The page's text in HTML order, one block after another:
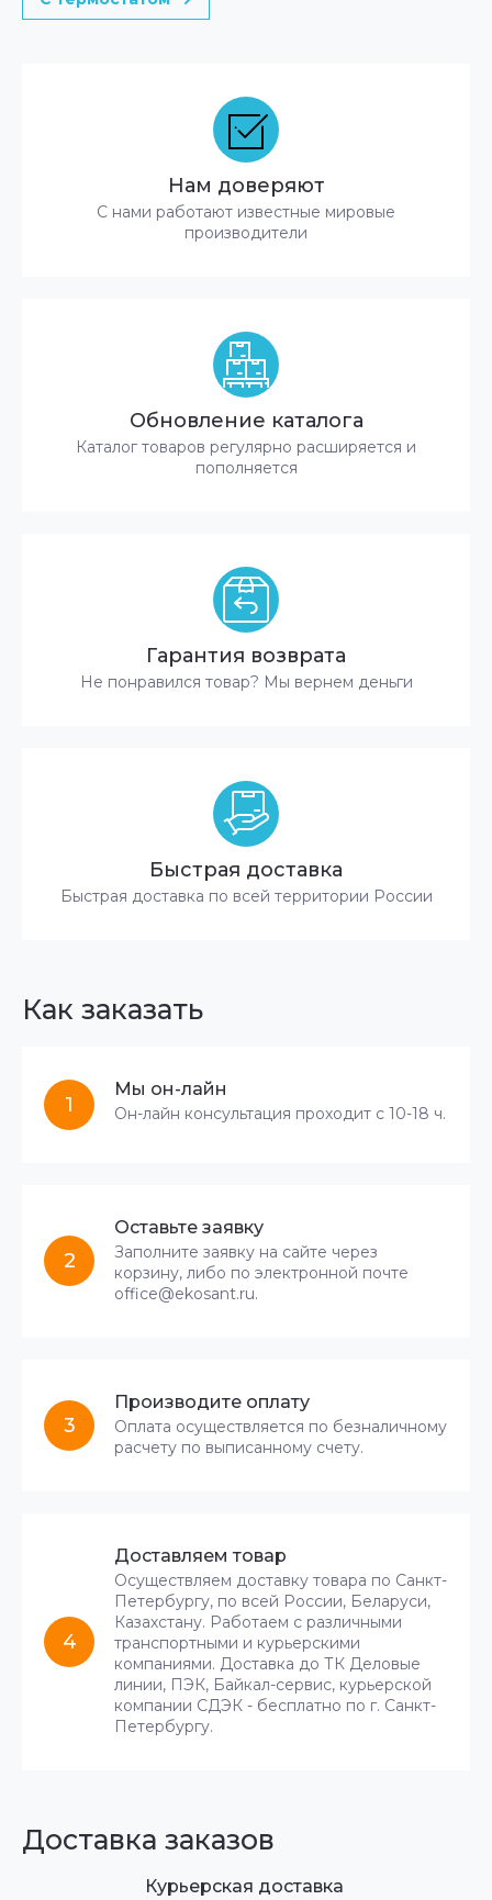
Нам доверяют
С нами работают известные мировые
производители
Обновление каталога
Каталог товаров регулярно расширяется и
пополняется
Гарантия возврата
Не понравился товар? Мы вернем деньги
Быстрая доставка
Быстрая доставка по всей территории России
Как заказать
1
Мы он-лайн
Он-лайн консультация проходит с 10-18 ч.
2
Оставьте заявку
Заполните заявку на сайте через
корзину, либо по электронной почте
office@ekosant.ru.
3
Производите оплату
Оплата осуществляется по безналичному
расчету по выписанному счету.
4
Доставляем товар
Осуществляем доставку товара по Санкт-
Петербургу, по всей России, Беларуси,
Казахстану. Работаем с различными
транспортными и курьерскими
компаниями. Доставка до ТК Деловые
линии, ПЭК, Байкал-сервис, курьерской
компании СДЭК - бесплатно по г. Санкт-
Петербургу.
Доставка заказов
Курьерская доставка